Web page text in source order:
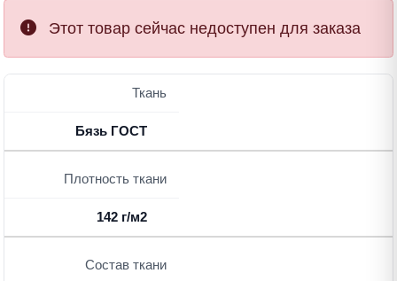
Этот товар сейчас недоступен для заказа
Ткань
Бязь ГОСТ
Плотность ткани
142 г/м2
Состав ткани